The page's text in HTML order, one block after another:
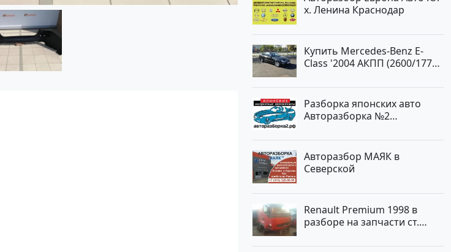
х. Ленина Краснодар
Купить Mercedes-Benz E-
Class '2004 АКПП (2600/177
Новороссийск цвет черный
Седан по цене 620000
рублей, объявление №2192
на сайте Авторынок23
Разборка японских авто
Авторазборка №2
Авторазбор МАЯК в
Северской
Renault Premium 1998 в
разборе на запчасти ст.